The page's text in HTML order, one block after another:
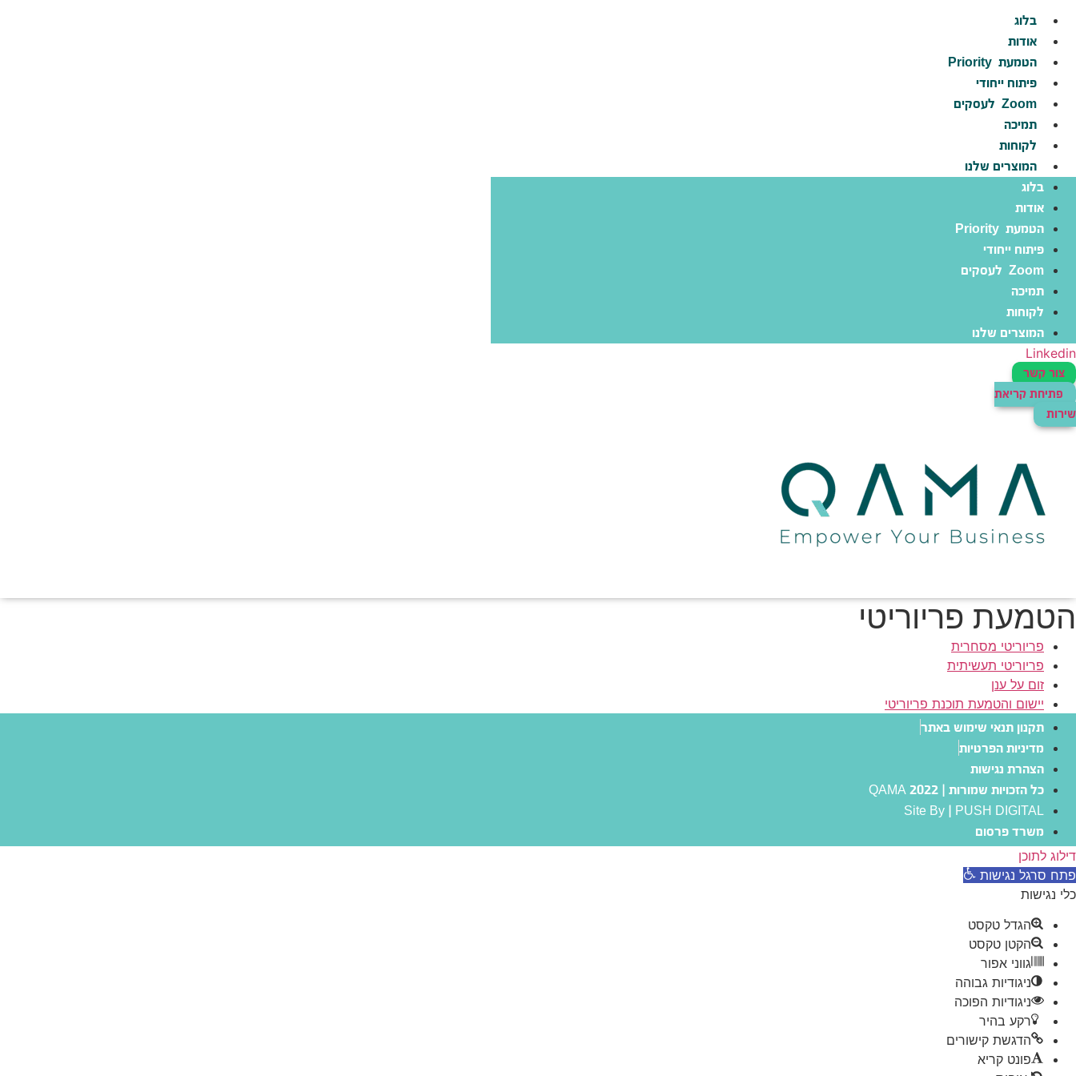
לתוכן
בלוג
אודות
הטמעת Priority
פיתוח ייחודי
Zoom לעסקים
תמיכה
לקוחות
המוצרים שלנו
בלוג
אודות
הטמעת Priority
פיתוח ייחודי
Zoom לעסקים
תמיכה
לקוחות
המוצרים שלנו
Linkedin
צור קשר
פתיחת קריאת
שירות
הטמעת פריוריטי
פריוריטי מסחרית
פריוריטי תעשיתית
זום על ענן
יישום והטמעת תוכנת פריוריטי
תקנון תנאי שימוש באתר
מדיניות הפרטיות
הצהרת נגישות
כל הזכויות שמורות | QAMA 2022
Site By | PUSH DIGITAL
משרד פרסום
דילוג לתוכן
פתח סרגל נגישות
כלי נגישות
הגדל טקסט
הקטן טקסט
גווני אפור
ניגודיות גבוהה
ניגודיות הפוכה
רקע בהיר
הדגשת קישורים
פונט קריא